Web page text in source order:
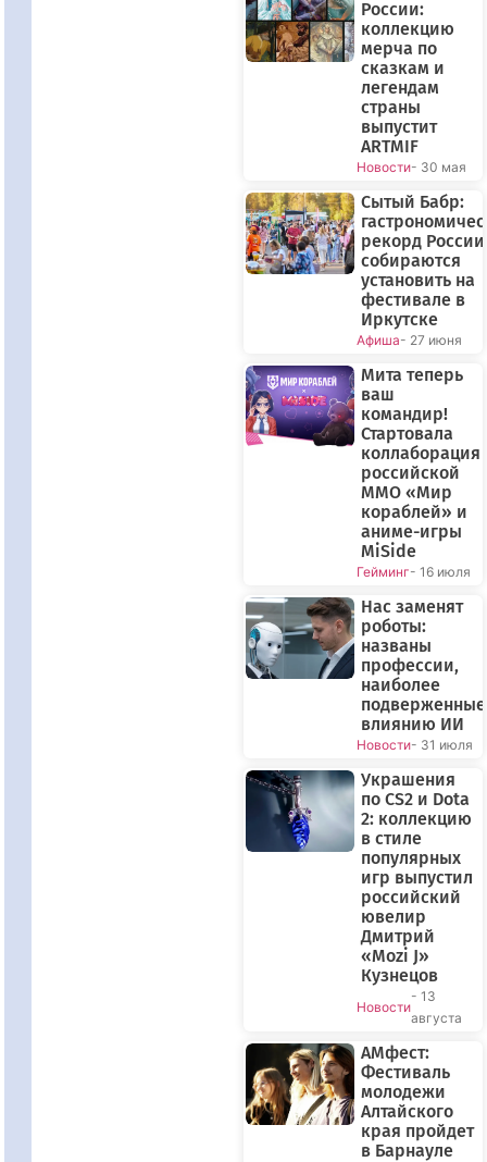
России:
коллекцию
мерча по
сказкам и
легендам
страны
выпустит
ARTMIF
Новости- 30 мая
Сытый Бабр:
рекорд России
собираются
установить на
фестивале в
Иркутске
Афиша- 27 июня
Мита теперь
ваш
командир!
Стартовала
коллаборация
российской
ММО «Мир
кораблей» и
аниме-игры
MiSide
Гейминг- 16 июля
Нас заменят
роботы:
названы
профессии,
наиболее
подверженные
влиянию ИИ
Новости- 31 июля
Украшения
по CS2 и Dota
2: коллекцию
в стиле
популярных
игр выпустил
российский
ювелир
Дмитрий
«Mozi J»
Кузнецов
Новости
- 13
августа
АМфест:
Фестиваль
молодежи
Алтайского
края пройдет
в Барнауле